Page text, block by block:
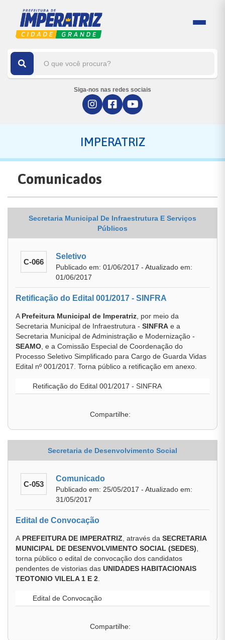
Siga-nos nas redes sociais
IMPERATRIZ
Comunicados
Secretaria Municipal De Infraestrutura E Serviços
Públicos
C-066
Seletivo
Publicado em: 01/06/2017 - Atualizado em:
01/06/2017
Retificação do Edital 001/2017 - SINFRA
A Prefeitura Municipal de Imperatriz , por meio da
Secretaria Municipal de Infraestrutura - SINFRA e a
Secretaria Municipal de Administração e Modernização -
SEAMO , e a Comissão Especial de Coordenação do
Processo Seletivo Simplificado para Cargo de Guarda Vidas
Edital nº 001/2017. Torna público a retificação em anexo.
Retificação do Edital 001/2017 - SINFRA
Compartilhe:
Secretaria de Desenvolvimento Social
C-053
Comunicado
Publicado em: 25/05/2017 - Atualizado em:
31/05/2017
Edital de Convocação
A PREFEITURA DE IMPERATRIZ , através da SECRETARIA
MUNICIPAL DE DESENVOLVIMENTO SOCIAL (SEDES)
torna público o edital de convocação dos candidatos
pendentes de vistorias das UNIDADES HABITACIONAIS
TEOTONIO VILELA 1 E 2
Edital de Convocação
Compartilhe: